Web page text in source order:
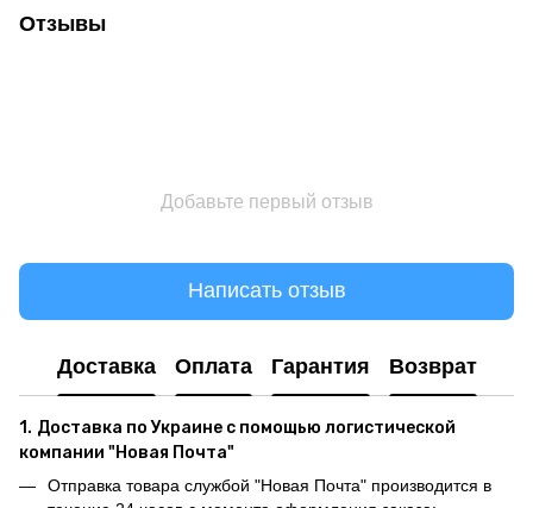
Отзывы
Добавьте первый отзыв
Написать отзыв
Доставка Оплата Гарантия Возврат
1. Доставка по Украине с помощью логистической
компании "Новая Почта"
Отправка товара службой "Новая Почта" производится в